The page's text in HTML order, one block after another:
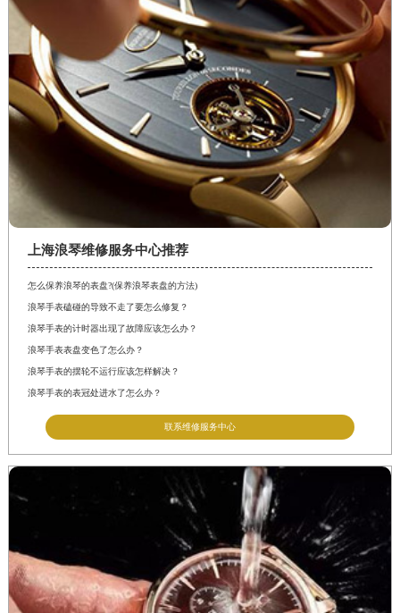
上海浪琴维修服务中心推荐
怎么保养浪琴的表盘?(保养浪琴表盘的方法)
浪琴手表磕碰的导致不走了要怎么修复？
浪琴手表的计时器出现了故障应该怎么办？
浪琴手表表盘变色了怎么办？
浪琴手表的摆轮不运行应该怎样解决？
浪琴手表的表冠处进水了怎么办？
联系维修服务中心